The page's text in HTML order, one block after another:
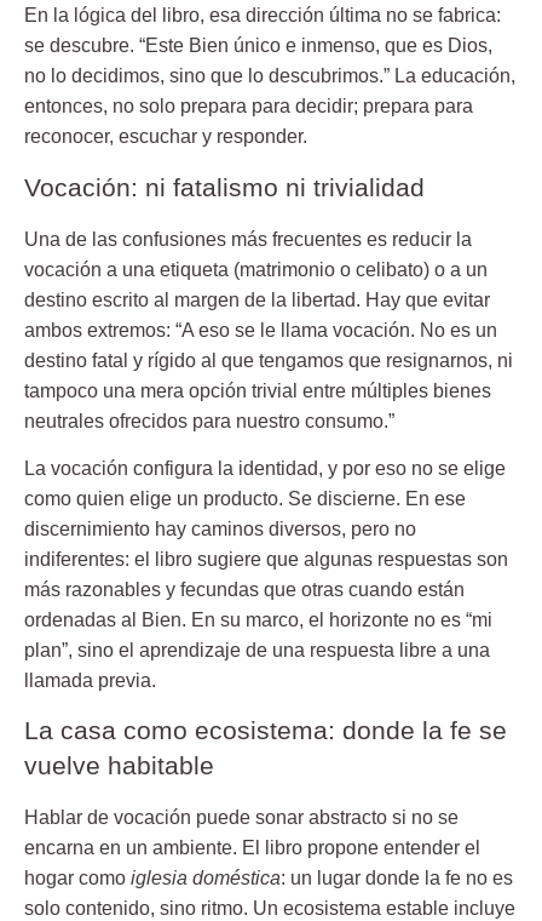
En la lógica del libro, esa dirección última no se fabrica:
se descubre. “Este Bien único e inmenso, que es Dios,
no lo decidimos, sino que lo descubrimos.” La educación,
entonces, no solo prepara para decidir; prepara para
reconocer, escuchar y responder.
Vocación: ni fatalismo ni trivialidad
Una de las confusiones más frecuentes es reducir la
vocación a una etiqueta (matrimonio o celibato) o a un
destino escrito al margen de la libertad. Hay que evitar
ambos extremos: “A eso se le llama vocación. No es un
destino fatal y rígido al que tengamos que resignarnos, ni
tampoco una mera opción trivial entre múltiples bienes
neutrales ofrecidos para nuestro consumo.”
La vocación configura la identidad, y por eso no se elige
como quien elige un producto. Se discierne. En ese
discernimiento hay caminos diversos, pero no
indiferentes: el libro sugiere que algunas respuestas son
más razonables y fecundas que otras cuando están
ordenadas al Bien. En su marco, el horizonte no es “mi
plan”, sino el aprendizaje de una respuesta libre a una
llamada previa.
La casa como ecosistema: donde la fe se
vuelve habitable
Hablar de vocación puede sonar abstracto si no se
encarna en un ambiente. El libro propone entender el
hogar como iglesia doméstica: un lugar donde la fe no es
solo contenido, sino ritmo. Un ecosistema estable incluye